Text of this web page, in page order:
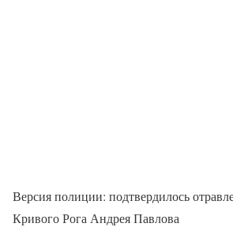
Версия полиции: подтвердилось
Кривого Рога Андрея Павлова